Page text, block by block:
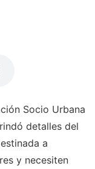
Socio Urbana
detalles del
a
y necesiten